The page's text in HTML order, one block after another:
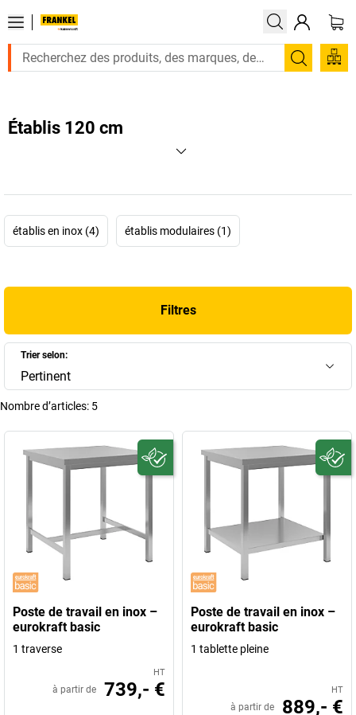
Établis 120 cm
établis en inox (4) établis modulaires (1)
Filtres
Trier selon:
Pertinent
Nombre d’articles: 5
Poste de travail en inox –
eurokraft basic
1 traverse
HT
à partir de 739,- €
Poste de travail en inox –
eurokraft basic
1 tablette pleine
HT
à partir de 889,- €